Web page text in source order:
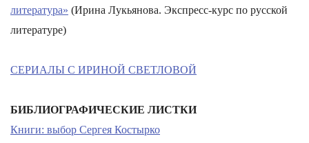
литература» (Ирина Лукьянова. Экспресс-курс по русской
литературе)
СЕРИАЛЫ С ИРИНОЙ СВЕТЛОВОЙ
БИБЛИОГРАФИЧЕСКИЕ ЛИСТКИ
Книги: выбор Сергея Костырко